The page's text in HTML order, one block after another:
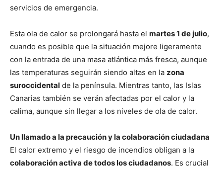
servicios de emergencia.
Esta ola de calor se prolongará hasta el martes 1 de julio,
cuando es posible que la situación mejore ligeramente
con la entrada de una masa atlántica más fresca, aunque
las temperaturas seguirán siendo altas en la zona
suroccidental de la península. Mientras tanto, las Islas
Canarias también se verán afectadas por el calor y la
calima, aunque sin llegar a los niveles de ola de calor.
Un llamado a la precaución y la colaboración ciudadana
El calor extremo y el riesgo de incendios obligan a la
colaboración activa de todos los ciudadanos. Es crucial